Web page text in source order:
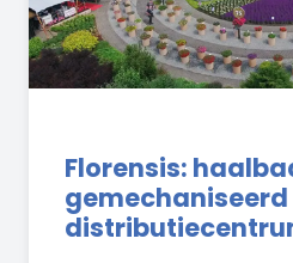
Florensis:
gemechaniseerd